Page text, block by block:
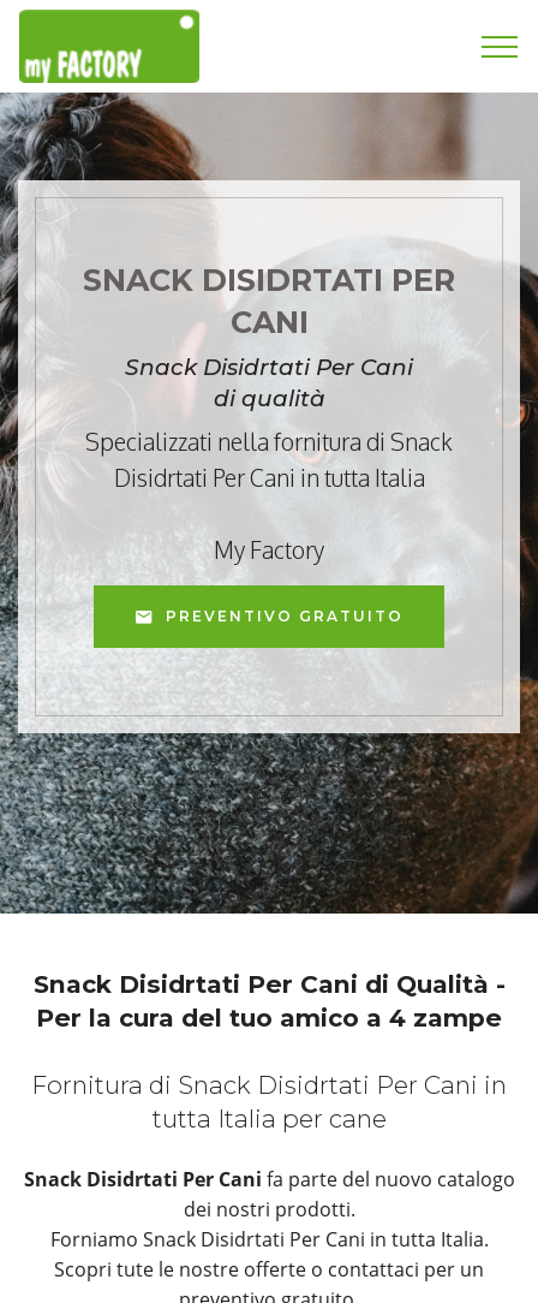
SNACK DISIDRTATI PER
CANI
Snack Disidrtati Per Cani
di qualità
Specializzati nella fornitura di Snack
Disidrtati Per Cani in tutta Italia
My Factory
PREVENTIVO GRATUITO
Snack Disidrtati Per Cani di Qualità -
Per la cura del tuo amico a 4 zampe
Fornitura di Snack Disidrtati Per Cani in
tutta Italia per cane
Snack Disidrtati Per Cani fa parte del nuovo catalogo
dei nostri prodotti.
Forniamo Snack Disidrtati Per Cani in tutta Italia.
Scopri tute le nostre offerte o contattaci per un